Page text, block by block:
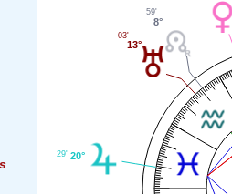
8°
59'
13°
03'
20°
29'